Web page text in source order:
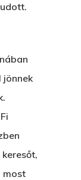
jönnek
most